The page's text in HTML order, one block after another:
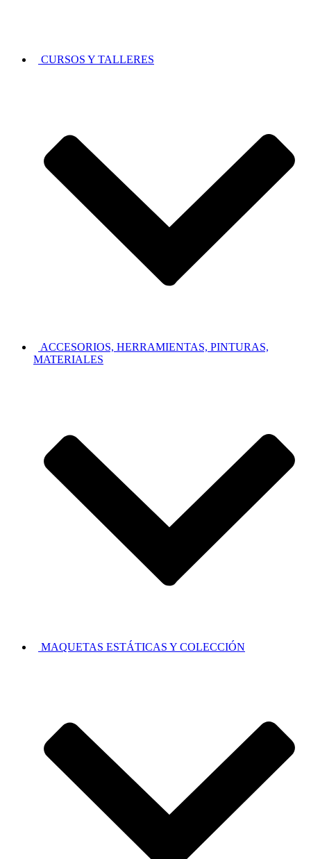
CURSOS Y TALLERES
ACCESORIOS, HERRAMIENTAS, PINTURAS,
MATERIALES
MAQUETAS ESTÁTICAS Y COLECCIÓN